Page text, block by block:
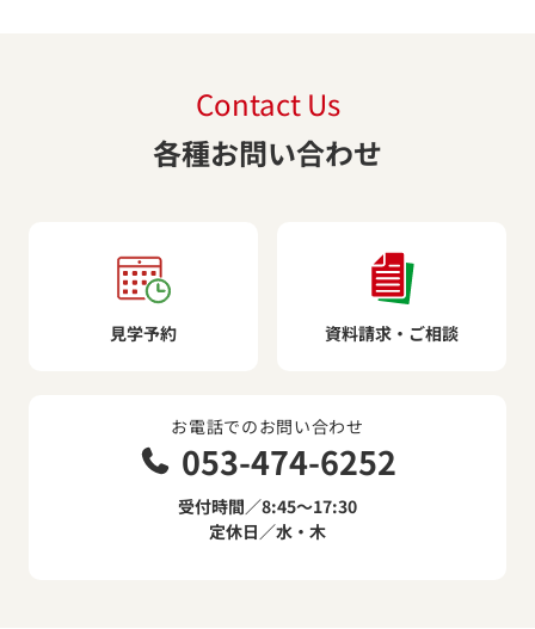
Contact Us
各種お問い合わせ
見学予約 資料請求・ご相談
お電話でのお問い合わせ
053-474-6252
受付時間／8:45～17:30
定休日／水・木